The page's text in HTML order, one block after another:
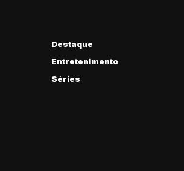
Destaque
Entretenimento
Séries